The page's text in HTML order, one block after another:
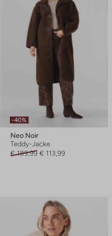
-40%
Neo Noir
Teddy-Jacke
€ 189,99 € 113,99